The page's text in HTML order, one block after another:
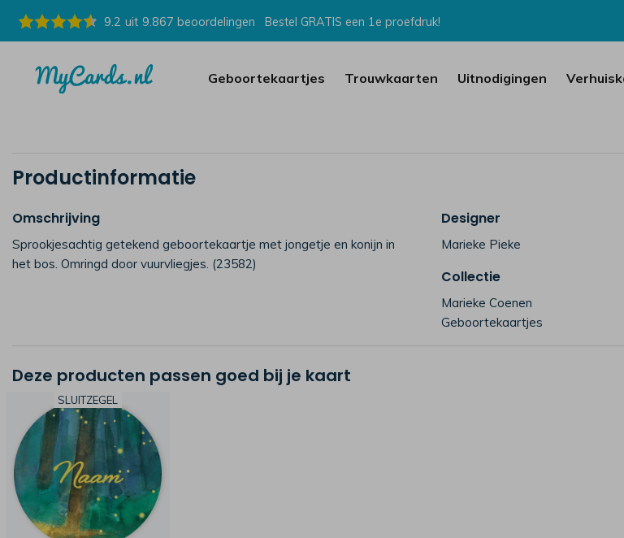
9.2 uit 9.867 beoordelingen Bestel GRATIS een 1e proefdruk!
Geboortekaartjes Trouwkaarten Uitnodigingen
Productinformatie
Omschrijving
Sprookjesachtig getekend geboortekaartje met jongetje en konijn in
het bos. Omringd door vuurvliegjes. (23582)
Designer
Marieke Pieke
Collectie
Marieke Coenen
Geboortekaartjes
Deze producten passen goed bij je kaart
SLUITZEGEL